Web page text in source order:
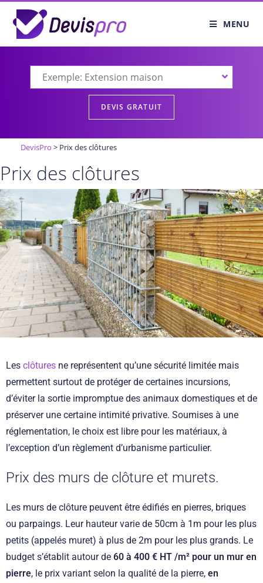
MENU
DevisPro > Prix des clôtures
Prix des clôtures
Les clôtures ne représentent qu’une sécurité limitée mais
permettent surtout de protéger de certaines incursions,
d’éviter la sortie impromptue des animaux domestiques et de
préserver une certaine intimité privative. Soumises à une
réglementation, le choix est libre pour les matériaux, à
l’exception d’un règlement d’urbanisme particulier.
Prix des murs de clôture et murets.
Les murs de clôture peuvent être édifiés en pierres, briques
ou parpaings. Leur hauteur varie de 50cm à 1m pour les plus
petits (appelés muret) à plus de 2m pour les plus grands. Le
budget s’établit autour de 60 à 400 € HT /m² pour un mur en
pierre, le prix variant selon la qualité de la pierre, en